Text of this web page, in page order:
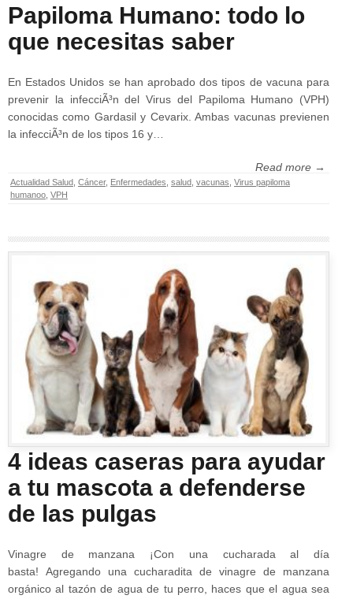
Papiloma Humano: todo lo
que necesitas saber
En Estados Unidos se han aprobado dos tipos de vacuna para
prevenir la infecciÃ³n del Virus del Papiloma Humano (VPH)
conocidas como Gardasil y Cevarix. Ambas vacunas previenen
la infecciÃ³n de los tipos 16 y…
Read more →
Actualidad Salud Cáncer, Enfermedades salud vacunas Virus papiloma
humanoo VPH
4 ideas caseras para ayudar
a tu mascota a defenderse
de las pulgas
Vinagre de manzana ¡Con una cucharada al día
basta! Agregando una cucharadita de vinagre de manzana
orgánico al tazón de agua de tu perro, haces que el agua sea